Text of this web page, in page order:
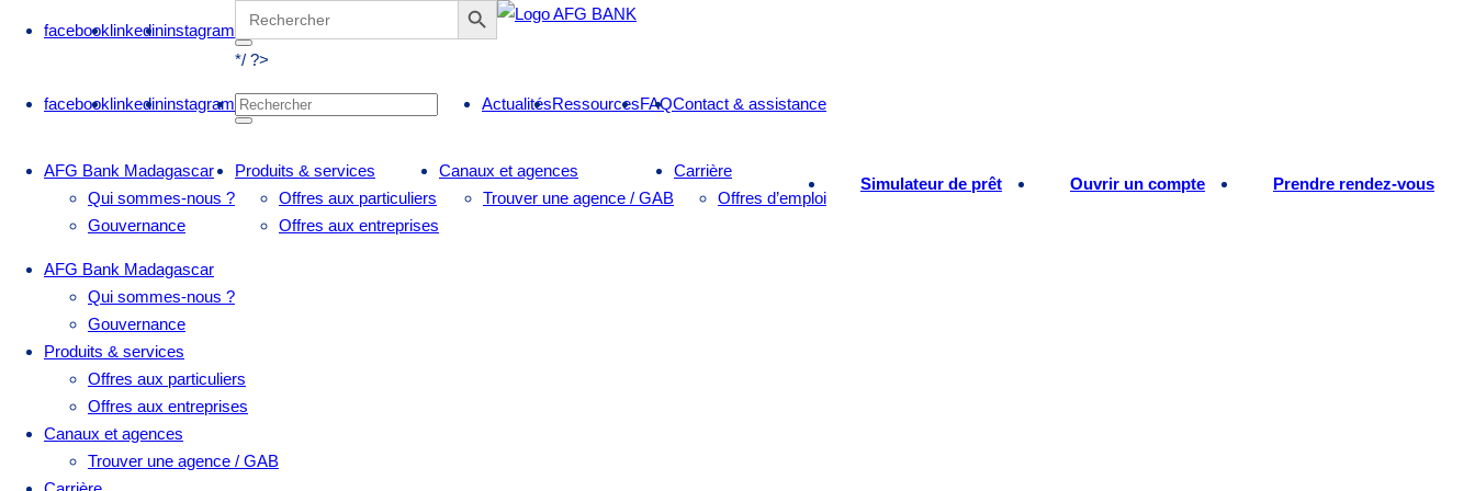
facebooklinkedininstagram
Search
for:
*/ ?>
facebooklinkedininstagram ActualitésRessourcesFAQContact & assistance
AFG Bank Madagascar
Qui sommes-nous ?
Gouvernance
Produits & services
Offres aux particuliers
Offres aux entreprises
Canaux et agences
Trouver une agence / GAB
Carrière
Offres d’emploi
Simulateur de prêt Ouvrir un compte Prendre rendez-vous
AFG Bank Madagascar
Qui sommes-nous ?
Gouvernance
Produits & services
Offres aux particuliers
Offres aux entreprises
Canaux et agences
Trouver une agence / GAB